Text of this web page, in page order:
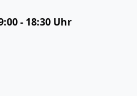
- 18:30 Uhr